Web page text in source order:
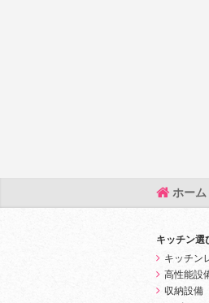
ホーム
キッチン選
キッチン
高性能設
収納設備